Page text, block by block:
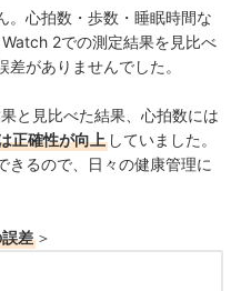
心拍数・歩数・睡眠時間な
2での測定結果を見比べ
がありませんでした。
と見比べた結果、心拍数には
正確性が向上 していました。
きるので、日々の健康管理に
差 ＞